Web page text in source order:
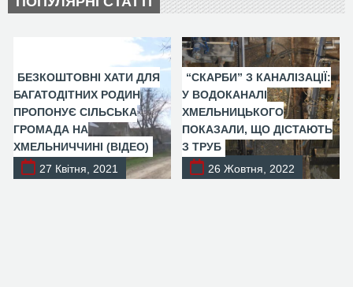
БЕЗКОШТОВНІ ХАТИ ДЛЯ
БАГАТОДІТНИХ РОДИН
ПРОПОНУЄ СІЛЬСЬКА
ГРОМАДА НА
ХМЕЛЬНИЧЧИНІ (ВІДЕО)
27 Квітня, 2021
“СКАРБИ” З КАНАЛІЗАЦІЇ:
У ВОДОКАНАЛІ
ХМЕЛЬНИЦЬКОГО
ПОКАЗАЛИ, ЩО ДІСТАЮТЬ
З ТРУБ
26 Жовтня, 2022